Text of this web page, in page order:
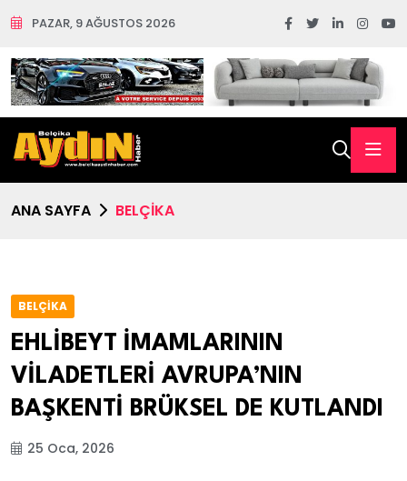
PAZAR, 9 AĞUSTOS 2026
ANA SAYFA BELÇİKA
BELÇİKA
EHLİBEYT İMAMLARININ
VİLADETLERİ AVRUPA’NIN
BAŞKENTİ BRÜKSEL DE KUTLANDI
25 Oca, 2026